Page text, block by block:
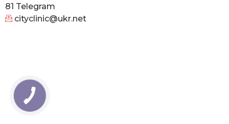
81 Telegram
cityclinic@ukr.net